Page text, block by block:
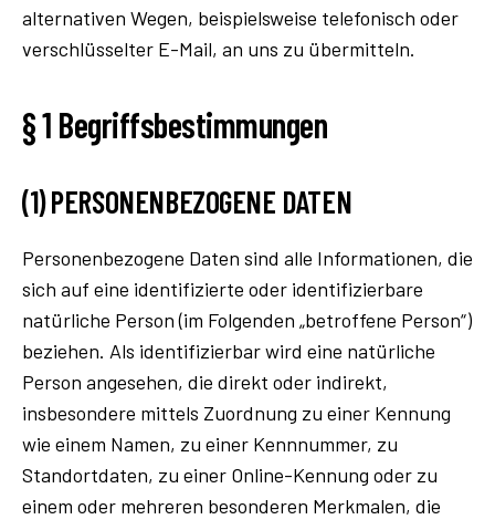
alternativen Wegen, beispielsweise telefonisch oder
verschlüsselter E-Mail, an uns zu übermitteln.
§ 1 Begriffsbestimmungen
(1) PERSONENBEZOGENE DATEN
Personenbezogene Daten sind alle Informationen, die
sich auf eine identifizierte oder identifizierbare
natürliche Person (im Folgenden „betroffene Person“)
beziehen. Als identifizierbar wird eine natürliche
Person angesehen, die direkt oder indirekt,
insbesondere mittels Zuordnung zu einer Kennung
wie einem Namen, zu einer Kennnummer, zu
Standortdaten, zu einer Online-Kennung oder zu
einem oder mehreren besonderen Merkmalen, die